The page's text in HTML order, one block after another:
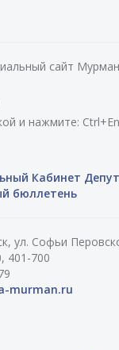
сайт
и нажмите:
Кабинет
бюллетень
ул. Софьи
401-700
murman.ru